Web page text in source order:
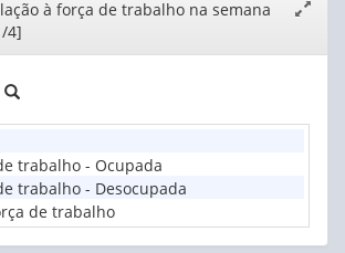
à força de trabalho na semana
4]
trabalho - Ocupada
trabalho - Desocupada
de trabalho